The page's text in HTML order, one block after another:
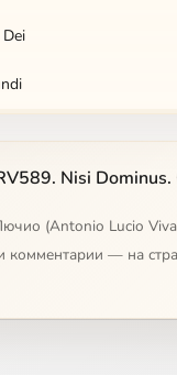
Nisi Dominus.
(Antonio Lucio
комментарии — на